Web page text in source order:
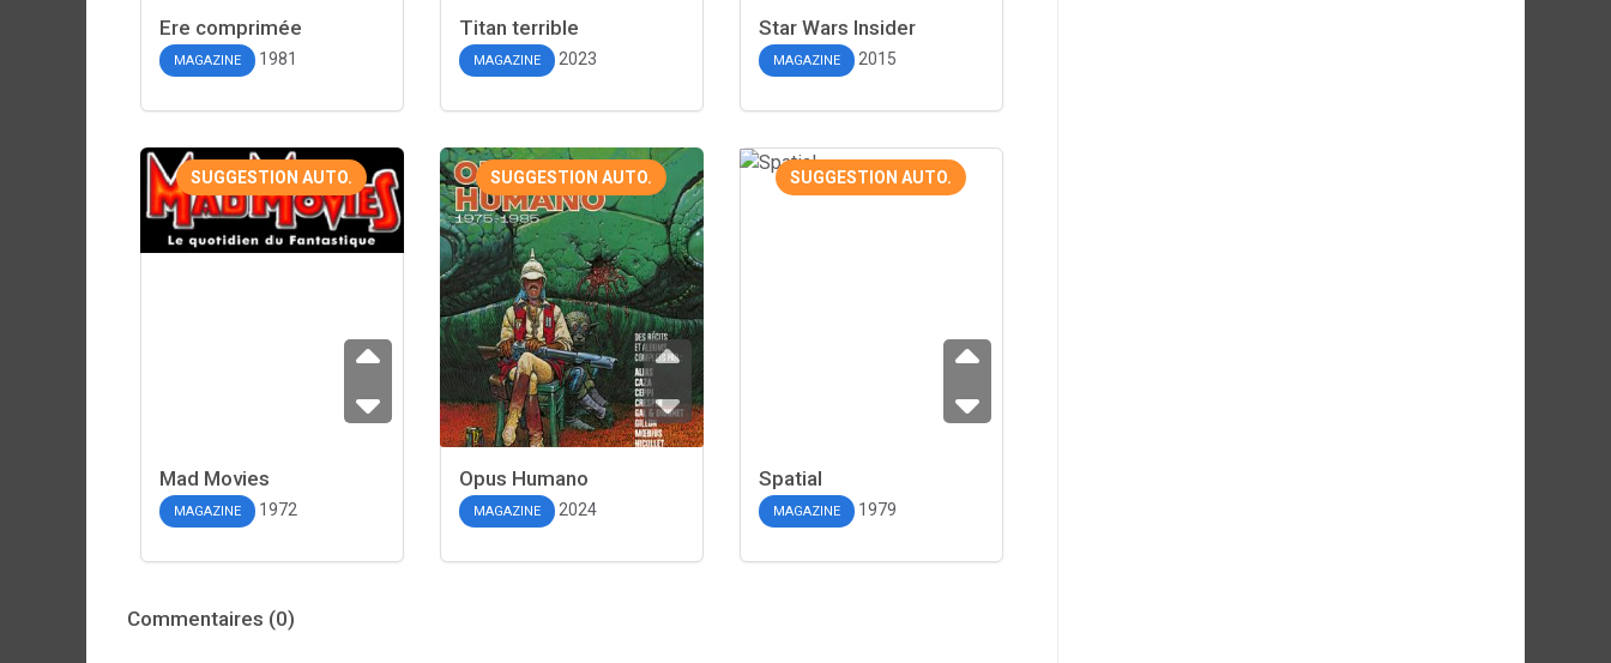
Ere comprimée
MAGAZINE 1981
Titan terrible
MAGAZINE 2023
Star Wars Insider
MAGAZINE 2015
SUGGESTION AUTO.
Mad Movies
MAGAZINE 1972
SUGGESTION AUTO.
Opus Humano
MAGAZINE 2024
SUGGESTION AUTO.
Spatial
MAGAZINE 1979
Commentaires (0)